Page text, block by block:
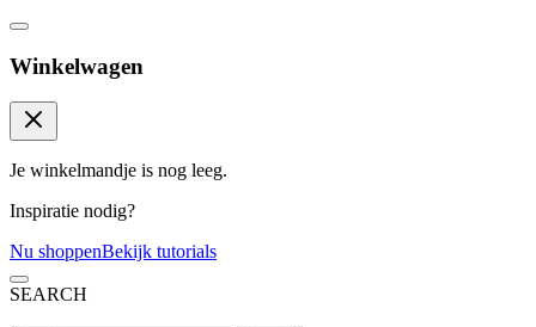
Winkelwagen
Je winkelmandje is nog leeg.
Inspiratie nodig?
Nu shoppenBekijk tutorials
SEARCH